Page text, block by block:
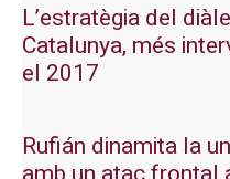
L’estratègia del
Catalunya, més
el 2017
Rufián dinamita la